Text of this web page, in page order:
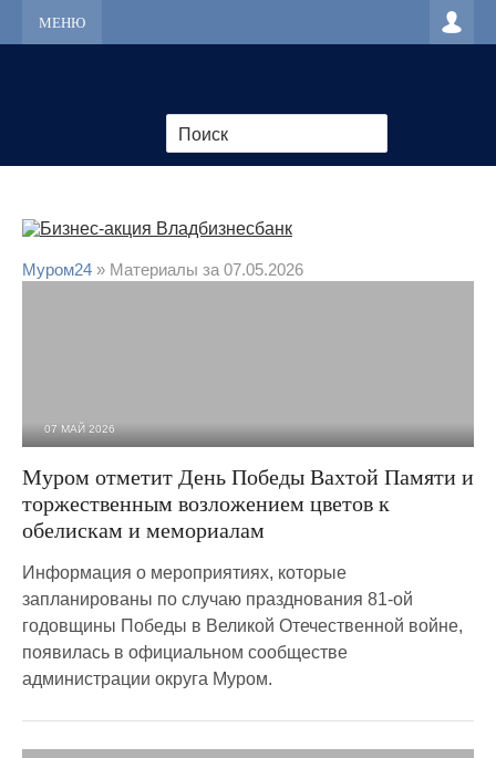
МЕНЮ
Муром24 » Материалы за 07.05.2026
07 МАЙ 2026
Муром отметит День Победы Вахтой Памяти и
торжественным возложением цветов к
обелискам и мемориалам
Информация о мероприятиях, которые
запланированы по случаю празднования 81-ой
годовщины Победы в Великой Отечественной войне,
появилась в официальном сообществе
администрации округа Муром.